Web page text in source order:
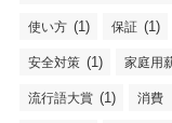
使い方 (1) 保証 (1)
安全対策 (1) 家庭用
流行語大賞 (1) 消費